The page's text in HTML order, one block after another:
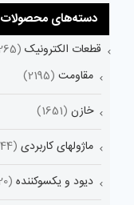
دسته‌های محصولات
قطعات الکترونیک (11265)
مقاومت (2195)
خازن (1651)
ماژولهای کاربردی (1644)
دیود و یکسوکننده (2020)